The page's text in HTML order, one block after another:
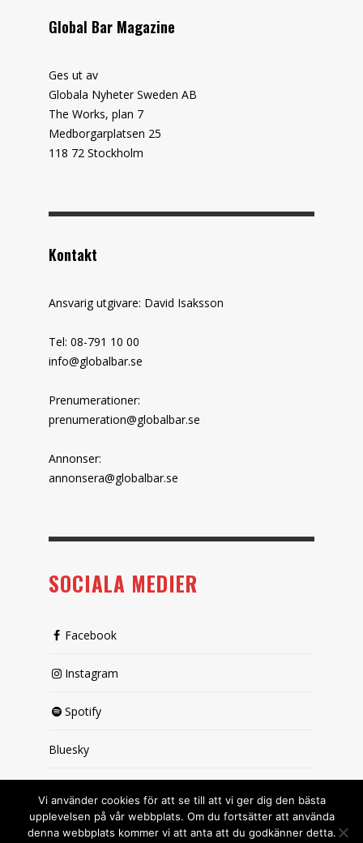
Global Bar Magazine
Ges ut av
Globala Nyheter Sweden AB
The Works, plan 7
Medborgarplatsen 25
118 72 Stockholm
Kontakt
Ansvarig utgivare: David Isaksson
Tel: 08-791 10 00
info@globalbar.se
Prenumerationer:
prenumeration@globalbar.se
Annonser:
annonsera@globalbar.se
SOCIALA MEDIER
Facebook
Instagram
Spotify
Bluesky
Vi använder cookies för att se till att vi ger dig den bästa
upplevelsen på vår webbplats. Om du fortsätter att använda
denna webbplats kommer vi att anta att du godkänner detta.